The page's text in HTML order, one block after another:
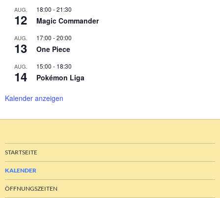
AUG.
12
18:00 -21:30
Magic Commander
AUG.
13
17:00 -20:00
One Piece
AUG.
14
15:00 - 18:30
Pokémon Liga
Kalender anzeigen
STARTSEITE
KALENDER
ÖFFNUNGSZEITEN